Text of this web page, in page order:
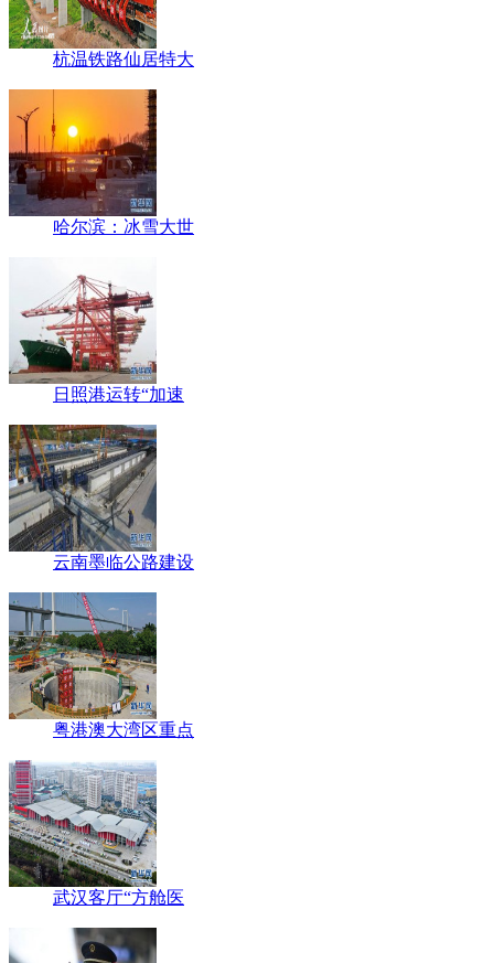
杭温铁路仙居特大
哈尔滨：冰雪大世
日照港运转“加速
云南墨临公路建设
粤港澳大湾区重点
武汉客厅“方舱医